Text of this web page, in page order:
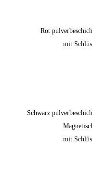
Rot
mit
Schwarz
mit